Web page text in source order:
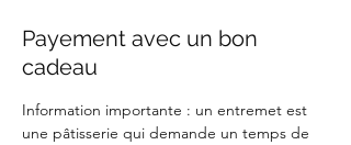
Payement avec un bon
cadeau
Information importante : un entremet est
une pâtisserie qui demande un temps de